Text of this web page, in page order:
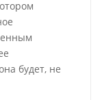
будет, не